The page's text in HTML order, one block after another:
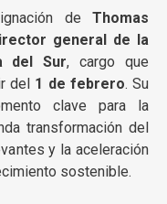
de Thomas
general de la
del Sur, cargo que
del 1 de febrero. Su
clave para la
transformación del
y la aceleración
sostenible.